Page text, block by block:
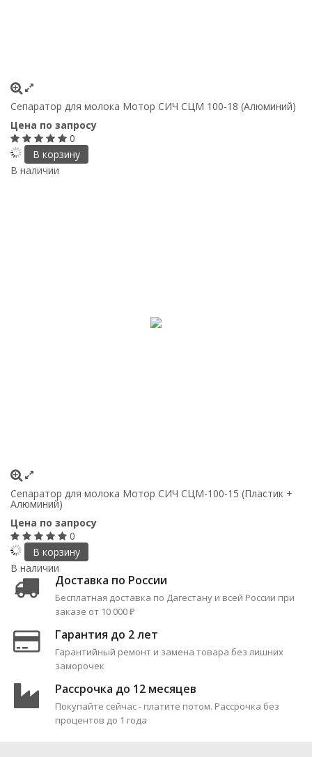
Сепаратор для молока Мотор СИЧ СЦМ 100-18 (Алюминий)
Цена по запросу
0
В корзину
В наличии
Сепаратор для молока Мотор СИЧ СЦМ-100-15 (Пластик +
Алюминий)
Цена по запросу
0
В корзину
В наличии
Доставка по России
Бесплатная доставка по Дагестану и всей России при
заказе от 10 000 ₽
Гарантия до 2 лет
Гарантийный ремонт и замена товара без лишних
заморочек
Рассрочка до 12 месяцев
Покупайте сейчас - платите потом. Рассрочка без
процентов до 1 года